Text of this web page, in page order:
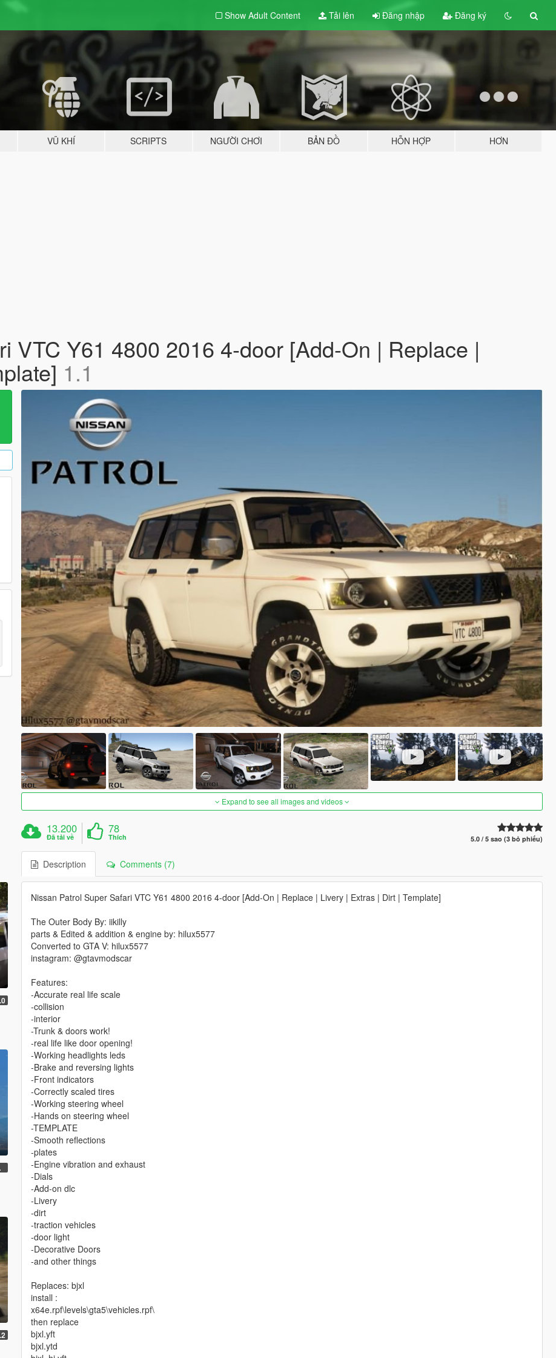
Show Adult Content Tải lên Đăng nhập Đăng ký
VŨ KHÍ SCRIPTS NGƯỜI CHƠI BẢN ĐỒ HỖN HỢP HƠN
VTC Y61 4800 2016 4-door [Add-On | Replace |
1.1
Expand to see all images and videos
13.200
Đã tải về
78
Thích 5.0 / 5 sao (3 bỏ phiếu)
Description Comments (7)
Nissan Patrol Super Safari VTC Y61 4800 2016 4-door [Add-On | Replace | Livery | Extras | Dirt | Template]
The Outer Body By: iikilly
parts & Edited & addition & engine by: hilux5577
Converted to GTA V: hilux5577
instagram: @gtavmodscar
Features:
-Accurate real life scale
-collision
-interior
-Trunk & doors work!
-real life like door opening!
-Working headlights leds
-Brake and reversing lights
-Front indicators
-Correctly scaled tires
-Working steering wheel
-Hands on steering wheel
-TEMPLATE
-Smooth reflections
-plates
-Engine vibration and exhaust
-Dials
-Add-on dlc
-Livery
-dirt
-traction vehicles
-door light
-Decorative Doors
-and other things
Replaces: bjxl
install :
x64e.rpf\levels\gta5\vehicles.rpf\
then replace
bjxl.yft
bjxl.ytd